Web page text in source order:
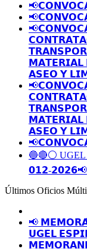
𝗠𝗔𝗧𝗘𝗥𝗜𝗔𝗟
𝗔𝗦𝗘𝗢 𝗬
𝗠𝗔𝗧𝗘𝗥𝗜𝗔𝗟
𝗔𝗦𝗘𝗢 𝗬
🔵🔴⚪️
𝟬𝟭𝟮-𝟮𝟬𝟮𝟲📢
Últimos Oficios
📢
𝗨𝗚𝗘𝗟